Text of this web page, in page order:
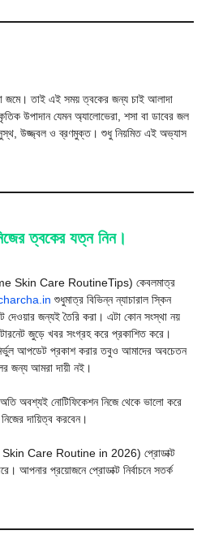
জমে। তাই এই সময় ত্বকের জন্য চাই আলাদা
উপাদান যেমন অ্যালোভেরা, শসা বা ডাবের জল
সুস্থ, উজ্জ্বল ও ব্রণমুক্ত। শুধু নিয়মিত এই অভ্যাস
ত্বকের যত্ন নিন।
Skin Care RoutineTips) কেবলমাত্র
শুধুমাত্র বিভিন্ন ন্যাচারাল স্কিন
দেওয়ার জন্যই তৈরি করা। এটা কোন সংস্থা নয়
জুড়ে খবর সংগ্রহ করে প্রকাশিত করে।
নির্ভুল আপডেট প্রকাশ করার তবুও আমাদের অবচেতন
জন্য আমরা দায়ী নই।
অবশ্যই নোটিফিকেশন নিজে থেকে ভালো করে
দায়িত্ব করবেন।
Skin Care Routine in 2026) প্রোডাক্ট
আপনার প্রয়োজনে প্রোডাক্ট নির্বাচনে সতর্ক